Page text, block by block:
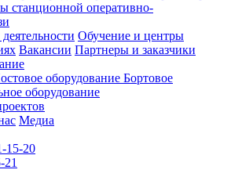
станционной оперативно-
Обучение и центры
Вакансии Партнеры и заказчики
оборудование Бортовое
оборудование
Медиа
15-20
21